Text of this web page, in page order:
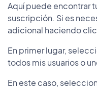
Aquí puede encontrar
suscripción. Si es
adicional haciendo
En primer lugar,
todos mis usuarios o
En este caso,